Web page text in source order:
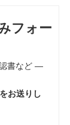
フォー
書など ―
お送りし